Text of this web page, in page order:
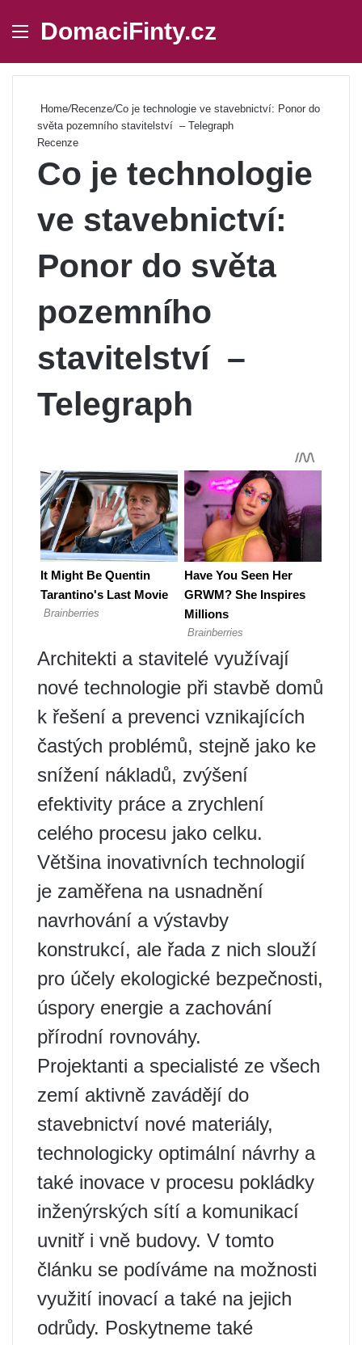
Menu
DomaciFinty.cz
Home/Recenze/Co je technologie ve stavebnictví: Ponor do
světa pozemního stavitelství ️ – Telegraph
Recenze
Co je technologie
ve stavebnictví:
Ponor do světa
pozemního
stavitelství ️ –
Telegraph
Architekti a stavitelé využívají
nové technologie při stavbě domů
k řešení a prevenci vznikajících
častých problémů, stejně jako ke
snížení nákladů, zvýšení
efektivity práce a zrychlení
celého procesu jako celku.
Většina inovativních technologií
je zaměřena na usnadnění
navrhování a výstavby
konstrukcí, ale řada z nich slouží
pro účely ekologické bezpečnosti,
úspory energie a zachování
přírodní rovnováhy.
Projektanti a specialisté ze všech
zemí aktivně zavádějí do
stavebnictví nové materiály,
technologicky optimální návrhy a
také inovace v procesu pokládky
inženýrských sítí a komunikací
uvnitř i vně budovy. V tomto
článku se podíváme na možnosti
využití inovací a také na jejich
odrůdy. Poskytneme také